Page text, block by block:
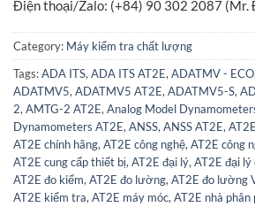
Category: Máy kiểm tra chất lượng
Tags:ADA ITS,ADA ITS AT2E,ADATMV - ECO
ADATMV5,ADATMV5 AT2E,ADATMV5-S,
2,AMTG-2 AT2E,Analog Model
Dynamometers AT2E,ANSS,ANSS AT2E,AT2E
AT2E chính hãng,AT2E công nghệ,AT2E công
AT2E cung cấp thiết bị,AT2E đại lý,AT2E đại
AT2E đo kiểm,AT2E đo lường,AT2E đo lường
AT2E kiểm tra,AT2E máy móc,AT2E nhà phân